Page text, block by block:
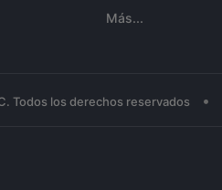
Más...
Todos los derechos reservados •